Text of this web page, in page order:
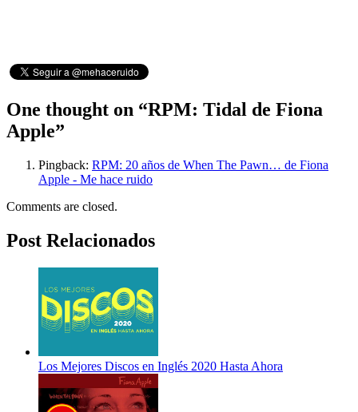
One thought on “RPM: Tidal de Fiona
Apple”
Pingback: RPM: 20 años de When The Pawn… de Fiona
Apple - Me hace ruido
Comments are closed.
Post Relacionados
Los Mejores Discos en Inglés 2020 Hasta Ahora